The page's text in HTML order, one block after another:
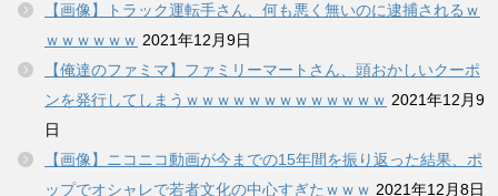
【画像】トラック運転手さん、何も悪く無いのに逮捕されるｗ
ｗｗｗｗｗｗ 2021年12月9日
【俺達のファミマ】ファミリーマートさん、頭おかしいクーポ
ンを発行してしまうｗｗｗｗｗｗｗｗｗｗｗｗｗ 2021年12月9
日
【画像】ニコニコ動画が今までの15年間を振り返った結果、ポ
ップでオシャレで若者文化の中心すぎたｗｗｗ 2021年12月8日